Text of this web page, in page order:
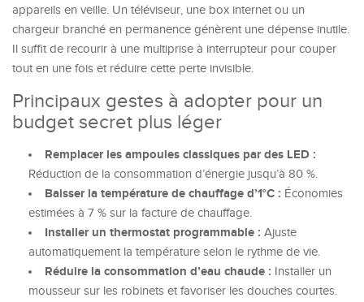
appareils en veille. Un téléviseur, une box internet ou un
chargeur branché en permanence génèrent une dépense inutile.
Il suffit de recourir à une multiprise à interrupteur pour couper
tout en une fois et réduire cette perte invisible.
Principaux gestes à adopter pour un
budget secret plus léger
Remplacer les ampoules classiques par des LED :
Réduction de la consommation d’énergie jusqu’à 80 %.
Baisser la température de chauffage d’1°C : Économies
estimées à 7 % sur la facture de chauffage.
Installer un thermostat programmable : Ajuste
automatiquement la température selon le rythme de vie.
Réduire la consommation d’eau chaude : Installer un
mousseur sur les robinets et favoriser les douches courtes.